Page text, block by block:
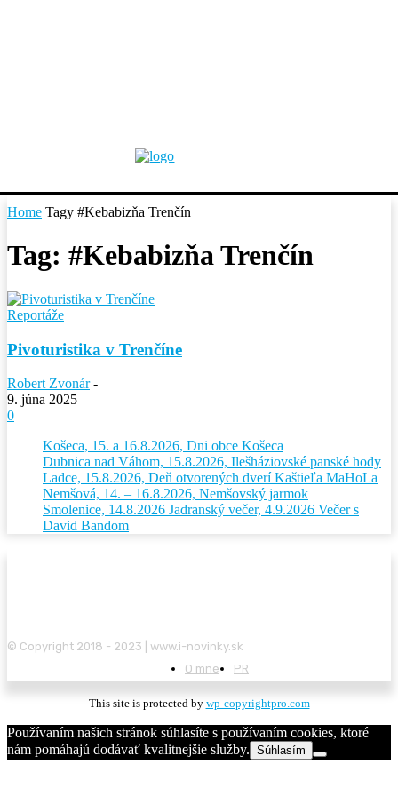
Home Tagy #Kebabizňa Trenčín
Tag: #Kebabizňa Trenčín
Reportáže
Pivoturistika v Trenčíne
Robert Zvonár -
9. júna 2025
0
Košeca, 15. a 16.8.2026, Dni obce Košeca
Dubnica nad Váhom, 15.8.2026, Ilešháziovské panské hody
Ladce, 15.8.2026, Deň otvorených dverí Kaštieľa MaHoLa
Nemšová, 14. – 16.8.2026, Nemšovský jarmok
Smolenice, 14.8.2026 Jadranský večer, 4.9.2026 Večer s
David Bandom
© Copyright 2018 - 2023 | www.i-novinky.sk
O mne
PR
This site is protected by wp-copyrightpro.com
Používaním našich stránok súhlasíte s používaním cookies, ktoré
nám pomáhajú dodávať kvalitnejšie služby. Súhlasím